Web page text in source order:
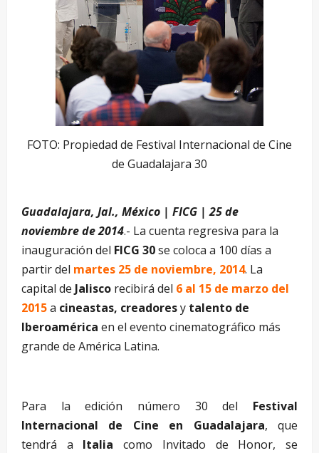
FOTO: Propiedad de Festival Internacional de Cine
de Guadalajara 30
Guadalajara, Jal., México | FICG | 25 de
noviembre de 2014.- La cuenta regresiva para la
inauguración del FICG 30se coloca a 100 días a
partir del martes 25 de noviembre, 2014. La
capital de Jalisco recibirá del 6 al 15 de marzo del
2015a cineastas, creadoresy talento de
Iberoamérica en el evento cinematográfico más
grande de América Latina.
Para la edición número 30 del Festival
Internacional de Cine en Guadalajara, que
tendrá a Italia como Invitado de Honor, se